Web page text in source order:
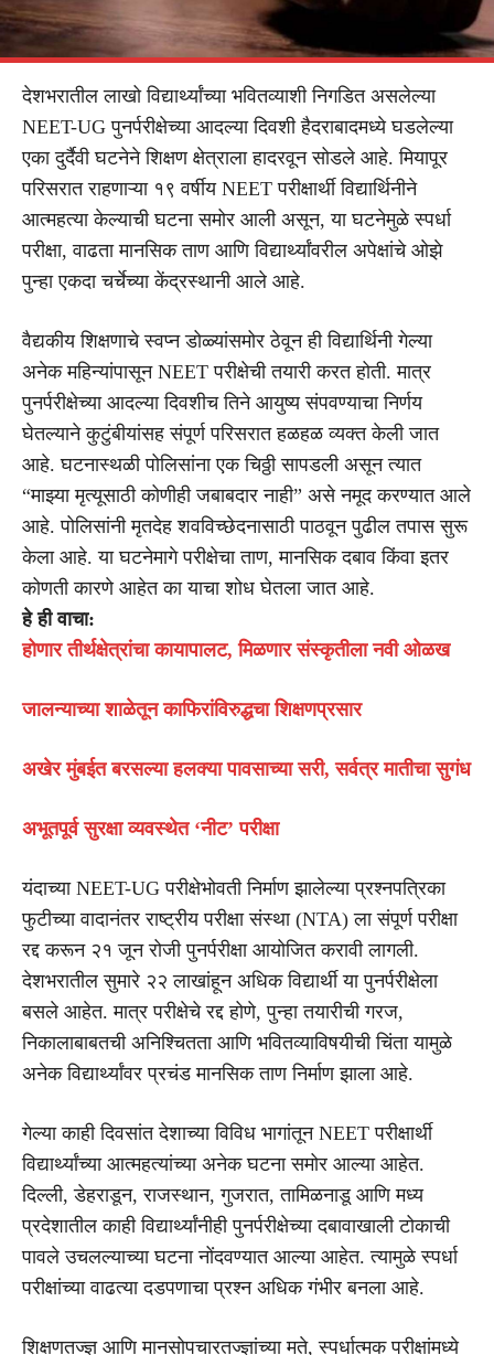
देशभरातील लाखो विद्यार्थ्यांच्या भवितव्याशी निगडित असलेल्या
NEET-UG पुनर्परीक्षेच्या आदल्या दिवशी हैदराबादमध्ये घडलेल्या
एका दुर्दैवी घटनेने शिक्षण क्षेत्राला हादरवून सोडले आहे. मियापूर
परिसरात राहणाऱ्या १९ वर्षीय NEET परीक्षार्थी विद्यार्थिनीने
आत्महत्या केल्याची घटना समोर आली असून, या घटनेमुळे स्पर्धा
परीक्षा, वाढता मानसिक ताण आणि विद्यार्थ्यांवरील अपेक्षांचे ओझे
पुन्हा एकदा चर्चेच्या केंद्रस्थानी आले आहे.
वैद्यकीय शिक्षणाचे स्वप्न डोळ्यांसमोर ठेवून ही विद्यार्थिनी गेल्या
अनेक महिन्यांपासून NEET परीक्षेची तयारी करत होती. मात्र
पुनर्परीक्षेच्या आदल्या दिवशीच तिने आयुष्य संपवण्याचा निर्णय
घेतल्याने कुटुंबीयांसह संपूर्ण परिसरात हळहळ व्यक्त केली जात
आहे. घटनास्थळी पोलिसांना एक चिठ्ठी सापडली असून त्यात
“माझ्या मृत्यूसाठी कोणीही जबाबदार नाही” असे नमूद करण्यात आले
आहे. पोलिसांनी मृतदेह शवविच्छेदनासाठी पाठवून पुढील तपास सुरू
केला आहे. या घटनेमागे परीक्षेचा ताण, मानसिक दबाव किंवा इतर
कोणती कारणे आहेत का याचा शोध घेतला जात आहे.
हे ही वाचा:
होणार तीर्थक्षेत्रांचा कायापालट, मिळणार संस्कृतीला नवी ओळख
जालन्याच्या शाळेतून काफिरांविरुद्धचा शिक्षणप्रसार
अखेर मुंबईत बरसल्या हलक्या पावसाच्या सरी, सर्वत्र मातीचा सुगंध
अभूतपूर्व सुरक्षा व्यवस्थेत ‘नीट’ परीक्षा
यंदाच्या NEET-UG परीक्षेभोवती निर्माण झालेल्या प्रश्नपत्रिका
फुटीच्या वादानंतर राष्ट्रीय परीक्षा संस्था (NTA) ला संपूर्ण परीक्षा
रद्द करून २१ जून रोजी पुनर्परीक्षा आयोजित करावी लागली.
देशभरातील सुमारे २२ लाखांहून अधिक विद्यार्थी या पुनर्परीक्षेला
बसले आहेत. मात्र परीक्षेचे रद्द होणे, पुन्हा तयारीची गरज,
निकालाबाबतची अनिश्चितता आणि भवितव्याविषयीची चिंता यामुळे
अनेक विद्यार्थ्यांवर प्रचंड मानसिक ताण निर्माण झाला आहे.
गेल्या काही दिवसांत देशाच्या विविध भागांतून NEET परीक्षार्थी
विद्यार्थ्यांच्या आत्महत्यांच्या अनेक घटना समोर आल्या आहेत.
दिल्ली, डेहराडून, राजस्थान, गुजरात, तामिळनाडू आणि मध्य
प्रदेशातील काही विद्यार्थ्यांनीही पुनर्परीक्षेच्या दबावाखाली टोकाची
पावले उचलल्याच्या घटना नोंदवण्यात आल्या आहेत. त्यामुळे स्पर्धा
परीक्षांच्या वाढत्या दडपणाचा प्रश्न अधिक गंभीर बनला आहे.
शिक्षणतज्ज्ञ आणि मानसोपचारतज्ज्ञांच्या मते, स्पर्धात्मक परीक्षांमध्ये